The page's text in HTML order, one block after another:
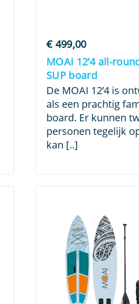
€499,00
MOAI 12’4 all-
SUP board
De MOAI 12’4 is
als een prachtig
board. Er kunnen
personen tegelijk
kan [..]